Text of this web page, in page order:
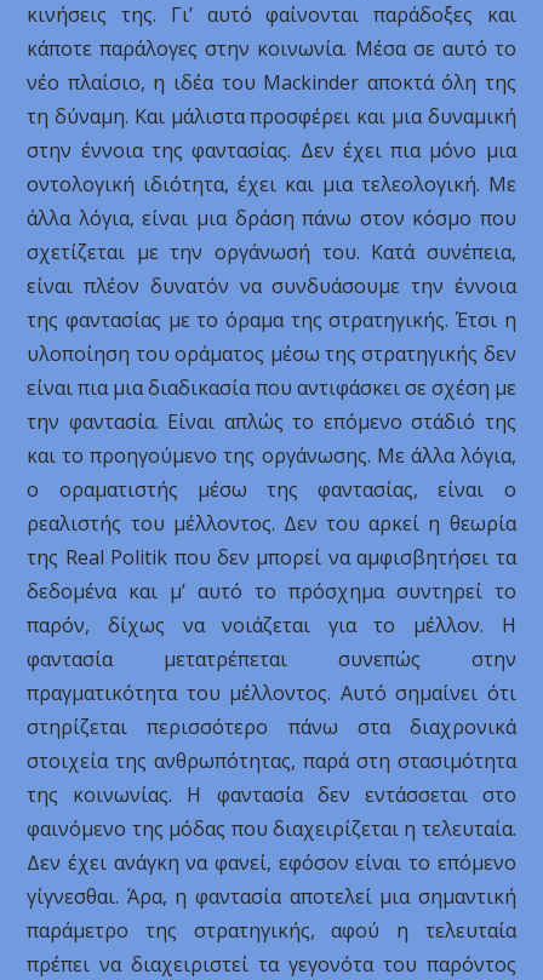
κινήσεις της. Γι’ αυτό φαίνονται παράδοξες και
κάποτε παράλογες στην κοινωνία. Μέσα σε αυτό το
νέο πλαίσιο, η ιδέα του Mackinder αποκτά όλη της
τη δύναμη. Και μάλιστα προσφέρει και μια δυναμική
στην έννοια της φαντασίας. Δεν έχει πια μόνο μια
οντολογική ιδιότητα, έχει και μια τελεολογική. Με
άλλα λόγια, είναι μια δράση πάνω στον κόσμο που
σχετίζεται με την οργάνωσή του. Κατά συνέπεια,
είναι πλέον δυνατόν να συνδυάσουμε την έννοια
της φαντασίας με το όραμα της στρατηγικής. Έτσι η
υλοποίηση του οράματος μέσω της στρατηγικής δεν
είναι πια μια διαδικασία που αντιφάσκει σε σχέση με
την φαντασία. Είναι απλώς το επόμενο στάδιό της
και το προηγούμενο της οργάνωσης. Με άλλα λόγια,
ο οραματιστής μέσω της φαντασίας, είναι ο
ρεαλιστής του μέλλοντος. Δεν του αρκεί η θεωρία
της Real Politik που δεν μπορεί να αμφισβητήσει τα
δεδομένα και μ’ αυτό το πρόσχημα συντηρεί το
παρόν, δίχως να νοιάζεται για το μέλλον. Η
φαντασία μετατρέπεται συνεπώς στην
πραγματικότητα του μέλλοντος. Αυτό σημαίνει ότι
στηρίζεται περισσότερο πάνω στα διαχρονικά
στοιχεία της ανθρωπότητας, παρά στη στασιμότητα
της κοινωνίας. Η φαντασία δεν εντάσσεται στο
φαινόμενο της μόδας που διαχειρίζεται η τελευταία.
Δεν έχει ανάγκη να φανεί, εφόσον είναι το επόμενο
γίγνεσθαι. Άρα, η φαντασία αποτελεί μια σημαντική
παράμετρο της στρατηγικής, αφού η τελευταία
πρέπει να διαχειριστεί τα γεγονότα του παρόντος